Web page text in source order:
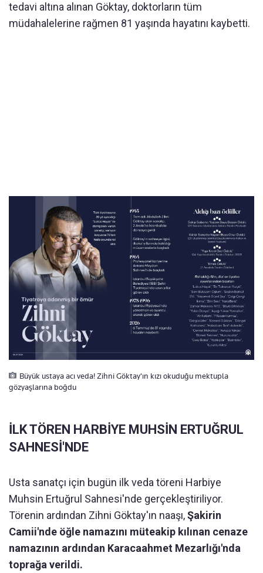
tedavi altına alınan Göktay, doktorların tüm
müdahalelerine rağmen 81 yaşında hayatını kaybetti.
Büyük ustaya acı veda! Zihni Göktay'ın kızı okuduğu mektupla
gözyaşlarına boğdu
İLK TÖREN HARBİYE MUHSİN ERTUĞRUL
SAHNESİ'NDE
Usta sanatçı için bugün ilk veda töreni Harbiye
Muhsin Ertuğrul Sahnesi'nde gerçekleştiriliyor.
Törenin ardından Zihni Göktay'ın naaşı,Şakirin
Camii'nde öğle namazını müteakip kılınan cenaze
namazının ardından Karacaahmet Mezarlığı'nda
toprağa verildi.